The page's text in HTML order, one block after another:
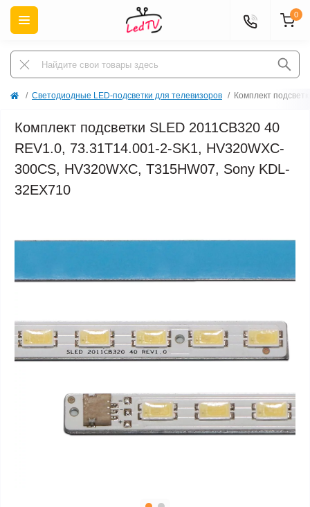
0
Светодиодные LED-подсветки для телевизоров Комплект
Комплект подсветки SLED 2011CB320 40
REV1.0, 73.31T14.001-2-SK1, HV320WXC-
300CS, HV320WXC, T315HW07, Sony KDL-
32EX710